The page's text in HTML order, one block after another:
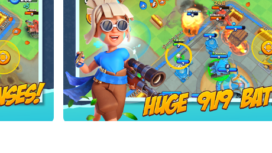
9v9 多人動作遊戲！與您的朋友組隊或單獨行動。駕駛坦克
防禦！